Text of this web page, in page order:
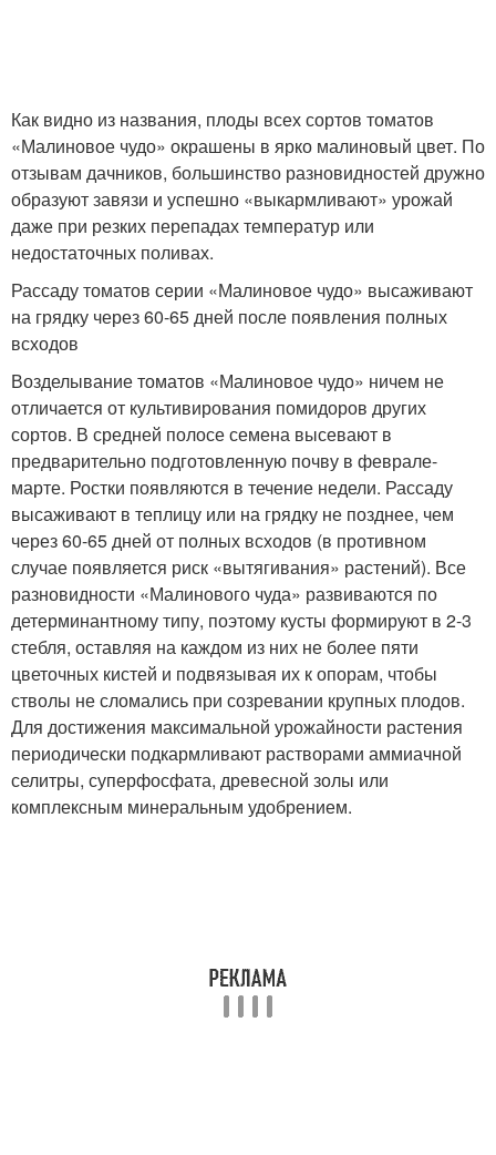
Как видно из названия, плоды всех сортов томатов
«Малиновое чудо» окрашены в ярко малиновый цвет. По
отзывам дачников, большинство разновидностей дружно
образуют завязи и успешно «выкармливают» урожай
даже при резких перепадах температур или
недостаточных поливах.
Рассаду томатов серии «Малиновое чудо» высаживают
на грядку через 60-65 дней после появления полных
всходов
Возделывание томатов «Малиновое чудо» ничем не
отличается от культивирования помидоров других
сортов. В средней полосе семена высевают в
предварительно подготовленную почву в феврале-
марте. Ростки появляются в течение недели. Рассаду
высаживают в теплицу или на грядку не позднее, чем
через 60-65 дней от полных всходов (в противном
случае появляется риск «вытягивания» растений). Все
разновидности «Малинового чуда» развиваются по
детерминантному типу, поэтому кусты формируют в 2-3
стебля, оставляя на каждом из них не более пяти
цветочных кистей и подвязывая их к опорам, чтобы
стволы не сломались при созревании крупных плодов.
Для достижения максимальной урожайности растения
периодически подкармливают растворами аммиачной
селитры, суперфосфата, древесной золы или
комплексным минеральным удобрением.